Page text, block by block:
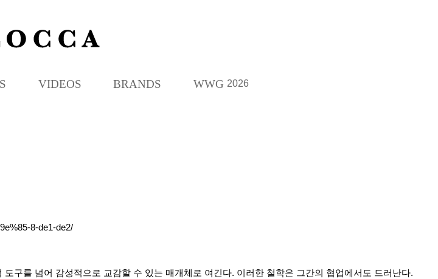
VIDEOS BRANDS WWG 2026
8-de1-de2/
도구를 넘어 감성적으로 교감할 수 있는 매개체로 여긴다. 이러한 철학은 그간의 협업에서도 드러난다.